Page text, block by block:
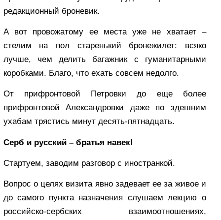
редакционный броневик.
А вот провожатому ее места уже не хватает –
стелим на пол старенький бронежилет: всяко
лучше, чем делить багажник с гуманитарными
коробками. Благо, что ехать совсем недолго.
От прифронтовой Петровки до еще более
прифронтовой Александровки даже по здешним
ухабам трястись минут десять-пятнадцать.
Серб и русский – братья навек!
Стартуем, заводим разговор с иностранкой.
Вопрос о целях визита явно задевает ее за живое и
до самого пункта назначения слушаем лекцию о
российско-сербских взаимоотношениях,